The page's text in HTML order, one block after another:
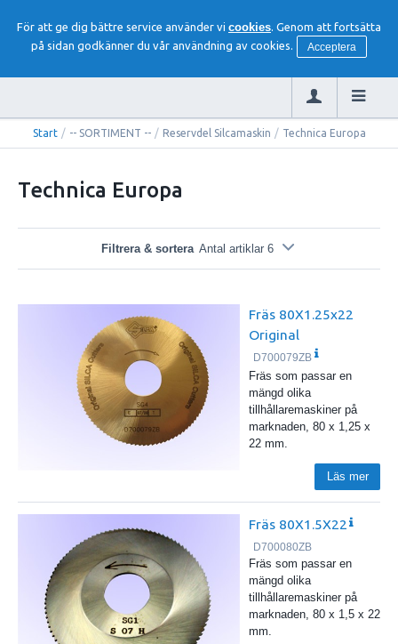
För att ge dig bättre service använder vi cookies. Genom att fortsätta
på sidan godkänner du vår användning av cookies.
Acceptera
Start / -- SORTIMENT -- / Reservdel Silcamaskin / Technica Europa
Technica Europa
Filtrera & sortera Antal artiklar 6
Fräs 80X1.25x22
Original
D700079ZB
Fräs som passar en
mängd olika
tillhållaremaskiner på
marknaden, 80 x 1,25 x
22 mm.
Läs mer
Fräs 80X1.5X22
D700080ZB
Fräs som passar en
mängd olika
tillhållaremaskiner på
marknaden, 80 x 1,5 x 22
mm.